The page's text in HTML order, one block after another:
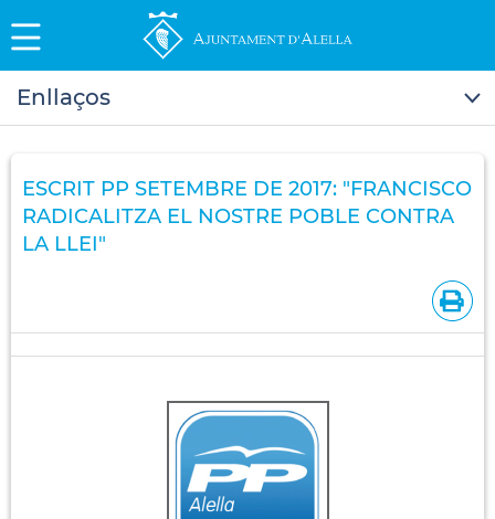
Enllaços
ESCRIT PP SETEMBRE DE 2017: "FRANCISCO
RADICALITZA EL NOSTRE POBLE CONTRA
LA LLEI"